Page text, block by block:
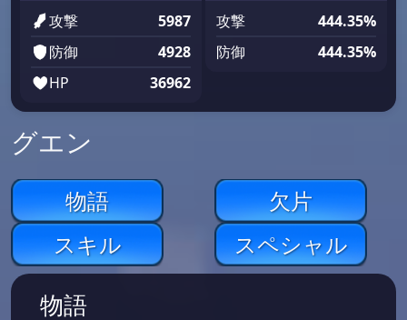
攻撃
5987
防御
4928
HP
36962
攻撃
444.35%
防御
444.35%
グエン
物語
欠片
スキル
スペシャル
物語